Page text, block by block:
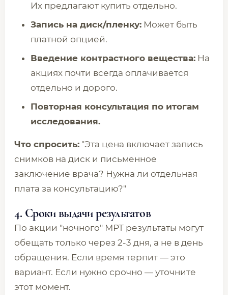
Их предлагают купить отдельно.
Запись на диск/пленку: Может быть
платной опцией.
Введение контрастного вещества: На
акциях почти всегда оплачивается
отдельно и дорого.
Повторная консультация по итогам
исследования.
Что спросить: "Эта цена включает запись
снимков на диск и письменное
заключение врача? Нужна ли отдельная
плата за консультацию?"
4. Сроки выдачи результатов
По акции "ночного" МРТ результаты могут
обещать только через 2-3 дня, а не в день
обращения. Если время терпит — это
вариант. Если нужно срочно — уточните
этот момент.